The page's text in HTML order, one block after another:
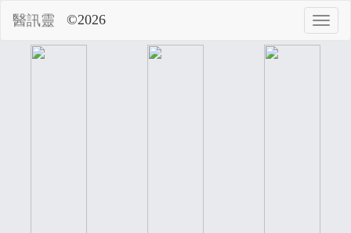
醫訊靈 ©2026